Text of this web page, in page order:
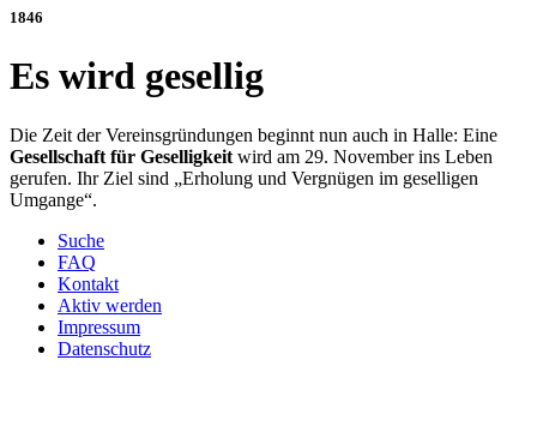
1846
Es wird gesellig
Die Zeit der Vereinsgründungen beginnt nun auch in Halle: Eine
Gesellschaft für Geselligkeit wird am 29. November ins Leben
gerufen. Ihr Ziel sind „Erholung und Vergnügen im geselligen
Umgange“.
Suche
FAQ
Kontakt
Aktiv werden
Impressum
Datenschutz